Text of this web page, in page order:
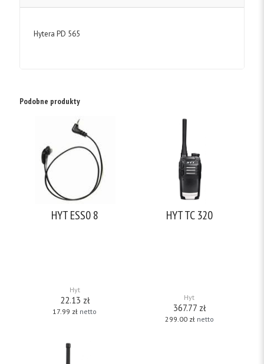
Hytera PD 565
Podobne produkty
HYT ESS0 8
Hyt
22.13 zł
17.99 zł netto
HYT TC 320
Hyt
367.77 zł
299.00 złnetto